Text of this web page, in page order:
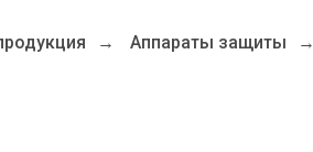
→ Аппараты защиты →